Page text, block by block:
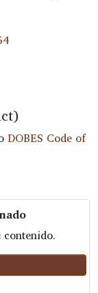
DOBES Code of